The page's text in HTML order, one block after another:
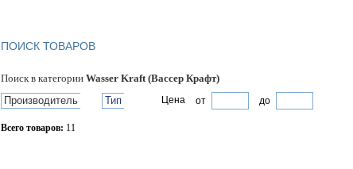
ПОИСК ТОВАРОВ
Поиск в категории Wasser Kraft (Вассер Крафт)
Производитель
Тип Цена от до
Всего товаров: 11